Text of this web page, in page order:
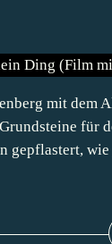
mit dem
für
gepflastert, wie